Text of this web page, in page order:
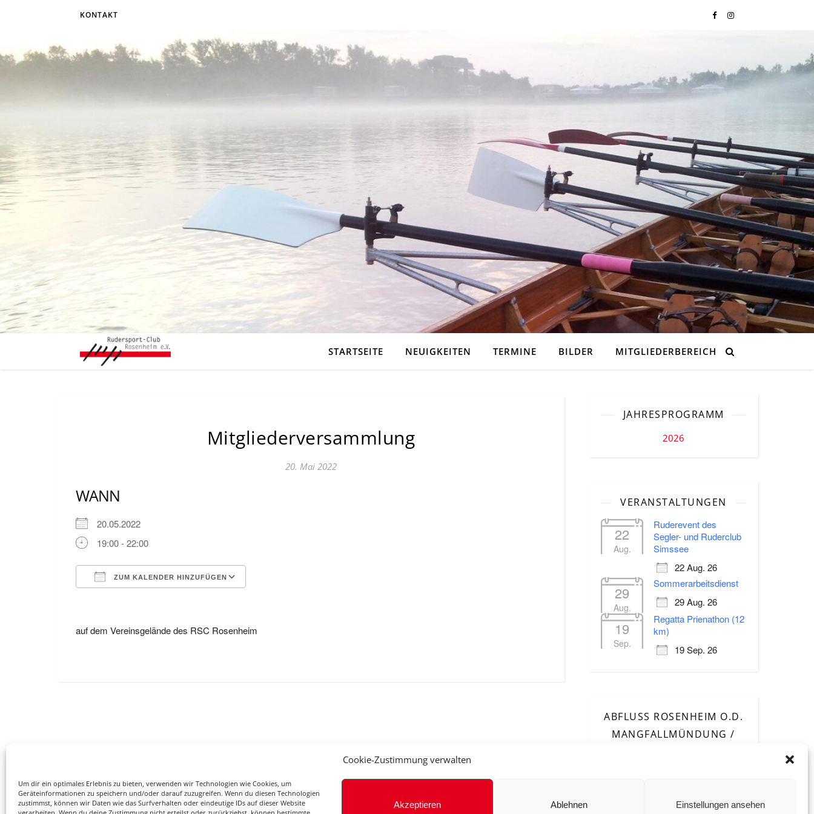
Cookie-Zustimmung verwalten
Um dir ein optimales Erlebnis zu bieten, verwenden wir Technologien wie Cookies, um
Geräteinformationen zu speichern und/oder darauf zuzugreifen. Wenn du diesen Technologien
zustimmst, können wir Daten wie das Surfverhalten oder eindeutige IDs auf dieser Website
Akzeptieren Ablehnen Einstellungen ansehen
KONTAKT
STARTSEITE NEUIGKEITEN TERMINE BILDER MITGLIEDERBEREICH
Mitgliederversammlung
20. Mai 2022
WANN
20.05.2022
19:00 - 22:00
ZUM KALENDER HINZUFÜGEN
Office 365
auf dem Vereinsgelände des RSC Rosenheim
JAHRESPROGRAMM
2026
VERANSTALTUNGEN
22
Aug.
Ruderevent des
Segler- und Ruderclub
Simssee
22 Aug. 26
29
Aug.
Sommerarbeitsdienst
29 Aug. 26
19
Sep.
Regatta Prienathon (12
km)
19 Sep. 26
ABFLUSS ROSENHEIM O.D.
MANGFALLMÜNDUNG /